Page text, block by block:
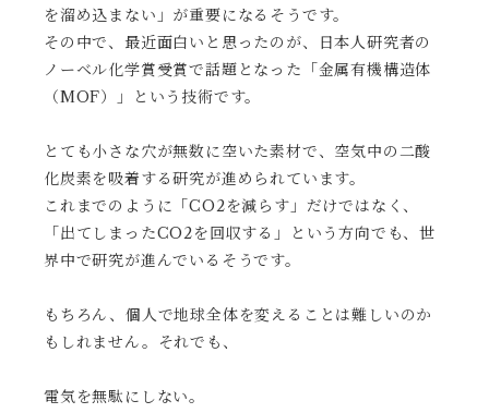
を溜め込まない」が重要になるそうです。
その中で、最近面白いと思ったのが、日本人研究者の
ノーベル化学賞受賞で話題となった「金属有機構造体
（MOF）」という技術です。
とても小さな穴が無数に空いた素材で、空気中の二酸
化炭素を吸着する研究が進められています。
これまでのように「CO2を減らす」だけではなく、
「出てしまったCO2を回収する」という方向でも、世
界中で研究が進んでいるそうです。
もちろん、個人で地球全体を変えることは難しいのか
もしれません。それでも、
電気を無駄にしない。